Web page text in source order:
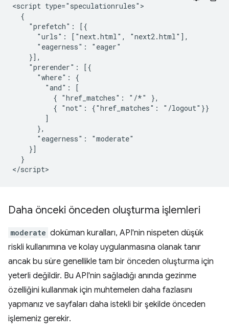
<script type="speculationrules">
  {
    "prefetch": [{
      "urls": ["next.html", "next2.html"],
      "eagerness": "eager"
    }],
    "prerender": [{
      "where": {
        "and": [
          { "href_matches": "/*" },
          { "not": {"href_matches": "/logout"}}
        ]
      },
      "eagerness": "moderate"
    }]
  }
Daha önceki önceden oluşturma işlemleri
moderate doküman kuralları, API'nin nispeten düşük
riskli kullanımına ve kolay uygulanmasına olanak tanır
ancak bu süre genellikle tam bir önceden oluşturma için
yeterli değildir. Bu API'nin sağladığı anında gezinme
özelliğini kullanmak için muhtemelen daha fazlasını
yapmanız ve sayfaları daha istekli bir şekilde önceden
işlemeniz gerekir.